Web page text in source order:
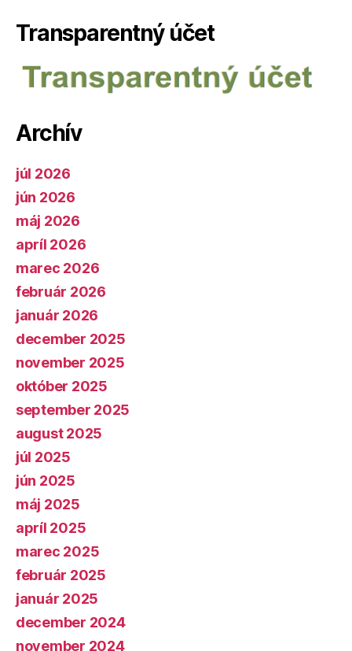
Transparentný účet
Archív
júl 2026
jún 2026
máj 2026
apríl 2026
marec 2026
február 2026
január 2026
december 2025
november 2025
október 2025
september 2025
august 2025
júl 2025
jún 2025
máj 2025
apríl 2025
marec 2025
február 2025
január 2025
december 2024
november 2024